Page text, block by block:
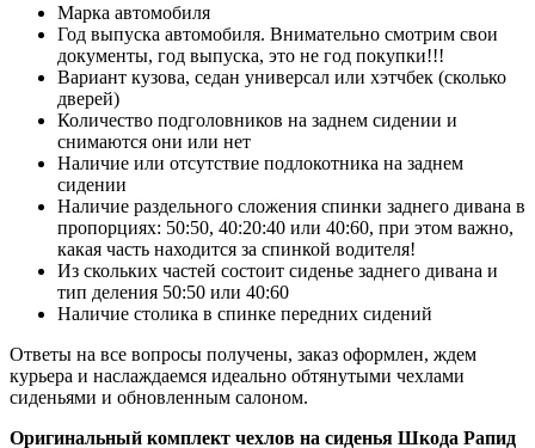
Марка автомобиля
Год выпуска автомобиля. Внимательно смотрим свои
документы, год выпуска, это не год покупки!!!
Вариант кузова, седан универсал или хэтчбек (сколько
дверей)
Количество подголовников на заднем сидении и
снимаются они или нет
Наличие или отсутствие подлокотника на заднем
сидении
Наличие раздельного сложения спинки заднего дивана в
пропорциях: 50:50, 40:20:40 или 40:60, при этом важно,
какая часть находится за спинкой водителя!
Из скольких частей состоит сиденье заднего дивана и
тип деления 50:50 или 40:60
Наличие столика в спинке передних сидений
Ответы на все вопросы получены, заказ оформлен, ждем
курьера и наслаждаемся идеально обтянутыми чехлами
сиденьями и обновленным салоном.
Оригинальный комплект чехлов на сиденья Шкода Рапид